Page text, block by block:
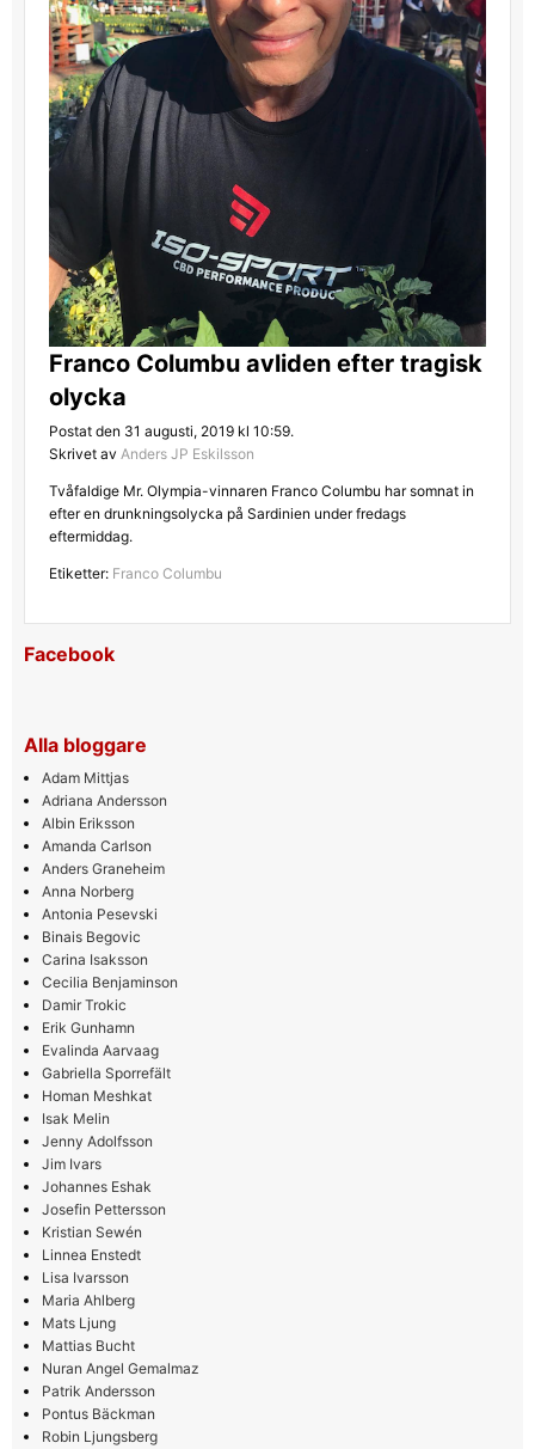
Franco Columbu avliden efter tragisk
olycka
Postat den 31 augusti, 2019 kl 10:59.
Skrivet av Anders JP Eskilsson
Tvåfaldige Mr. Olympia-vinnaren Franco Columbu har somnat in
efter en drunkningsolycka på Sardinien under fredags
eftermiddag.
Etiketter: Franco Columbu
Facebook
Alla bloggare
Adam Mittjas
Adriana Andersson
Albin Eriksson
Amanda Carlson
Anders Graneheim
Anna Norberg
Antonia Pesevski
Binais Begovic
Carina Isaksson
Cecilia Benjaminson
Damir Trokic
Erik Gunhamn
Evalinda Aarvaag
Gabriella Sporrefält
Homan Meshkat
Isak Melin
Jenny Adolfsson
Jim Ivars
Johannes Eshak
Josefin Pettersson
Kristian Sewén
Linnea Enstedt
Lisa Ivarsson
Maria Ahlberg
Mats Ljung
Mattias Bucht
Nuran Angel Gemalmaz
Patrik Andersson
Pontus Bäckman
Robin Ljungsberg